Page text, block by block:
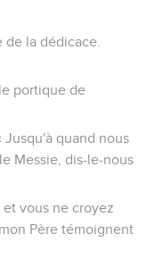
de la dédicace.
portique de
quand nous
Messie, dis-le-nous
vous ne croyez
Père témoignent